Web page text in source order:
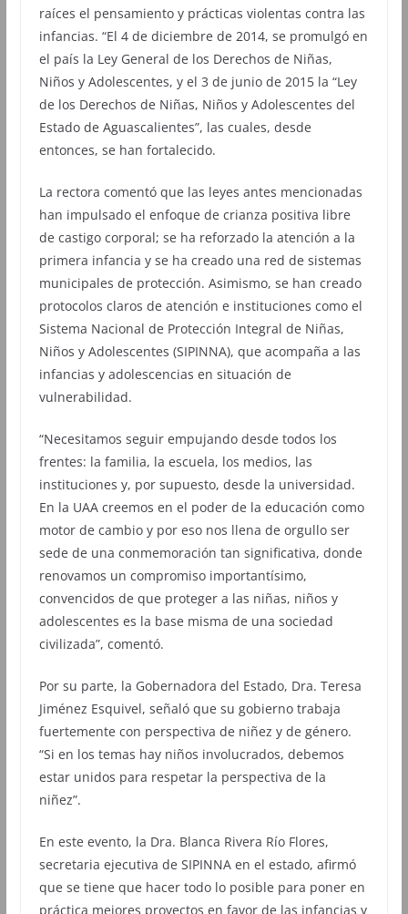
raíces el pensamiento y prácticas violentas contra las
infancias. “El 4 de diciembre de 2014, se promulgó en
el país la Ley General de los Derechos de Niñas,
Niños y Adolescentes, y el 3 de junio de 2015 la “Ley
de los Derechos de Niñas, Niños y Adolescentes del
Estado de Aguascalientes”, las cuales, desde
entonces, se han fortalecido.
La rectora comentó que las leyes antes mencionadas
han impulsado el enfoque de crianza positiva libre
de castigo corporal; se ha reforzado la atención a la
primera infancia y se ha creado una red de sistemas
municipales de protección. Asimismo, se han creado
protocolos claros de atención e instituciones como el
Sistema Nacional de Protección Integral de Niñas,
Niños y Adolescentes (SIPINNA), que acompaña a las
infancias y adolescencias en situación de
vulnerabilidad.
“Necesitamos seguir empujando desde todos los
frentes: la familia, la escuela, los medios, las
instituciones y, por supuesto, desde la universidad.
En la UAA creemos en el poder de la educación como
motor de cambio y por eso nos llena de orgullo ser
sede de una conmemoración tan significativa, donde
renovamos un compromiso importantísimo,
convencidos de que proteger a las niñas, niños y
adolescentes es la base misma de una sociedad
civilizada”, comentó.
Por su parte, la Gobernadora del Estado, Dra. Teresa
Jiménez Esquivel, señaló que su gobierno trabaja
fuertemente con perspectiva de niñez y de género.
“Si en los temas hay niños involucrados, debemos
estar unidos para respetar la perspectiva de la
niñez”.
En este evento, la Dra. Blanca Rivera Río Flores,
secretaria ejecutiva de SIPINNA en el estado, afirmó
que se tiene que hacer todo lo posible para poner en
práctica mejores proyectos en favor de las infancias y